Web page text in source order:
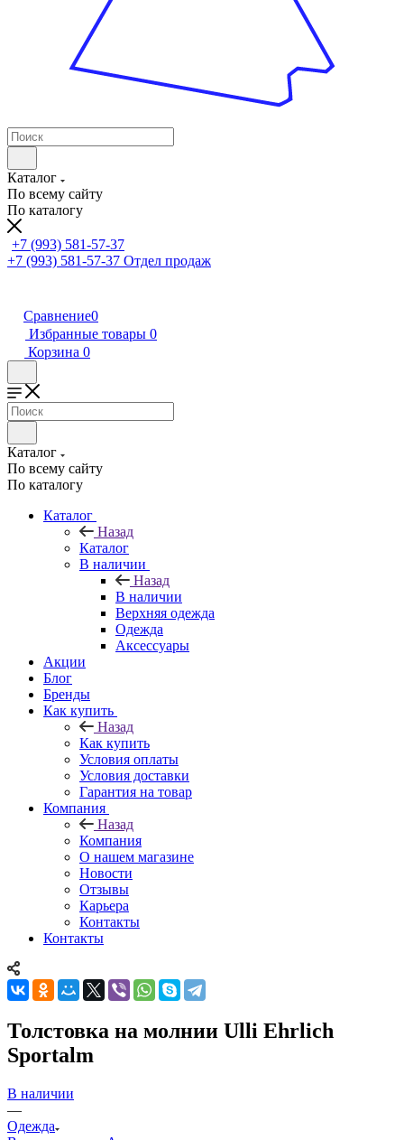
Каталог
По всему сайту
По каталогу
+7 (993) 581-57-37
+7 (993) 581-57-37 Отдел продаж
Сравнение0
Избранные товары 0
Корзина 0
Каталог
По всему сайту
По каталогу
Каталог
Назад
Каталог
В наличии
Назад
В наличии
Верхняя одежда
Одежда
Аксессуары
Акции
Блог
Бренды
Как купить
Назад
Как купить
Условия оплаты
Условия доставки
Гарантия на товар
Компания
Назад
Компания
О нашем магазине
Новости
Отзывы
Карьера
Контакты
Контакты
Толстовка на молнии Ulli Ehrlich
Sportalm
В наличии
—
Одежда